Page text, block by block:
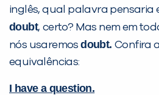
inglês, qual palavra pensaria
doubt, certo? Mas nem em
nós usaremosdoubt.Confira
equivalências:
I have a question.